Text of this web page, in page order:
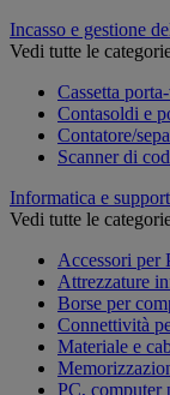
Incasso e gestione
Vedi tutte le
Cassetta
Contasoldi e
Contatore/
Scanner di
Informatica e
Vedi tutte le
Accessori per
Attrezzature
Borse per
Connettività
Materiale e
PC, computer